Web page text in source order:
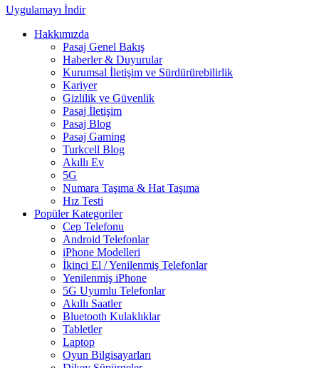
Uygulamayı İndir
Hakkımızda
Pasaj Genel Bakış
Haberler & Duyurular
Kurumsal İletişim ve Sürdürürebilirlik
Kariyer
Gizlilik ve Güvenlik
Pasaj İletişim
Pasaj Blog
Pasaj Gaming
Turkcell Blog
Akıllı Ev
5G
Numara Taşıma & Hat Taşıma
Hız Testi
Popüler Kategoriler
Cep Telefonu
Android Telefonlar
iPhone Modelleri
İkinci El / Yenilenmiş Telefonlar
Yenilenmiş iPhone
5G Uyumlu Telefonlar
Akıllı Saatler
Bluetooth Kulaklıklar
Tabletler
Laptop
Oyun Bilgisayarları